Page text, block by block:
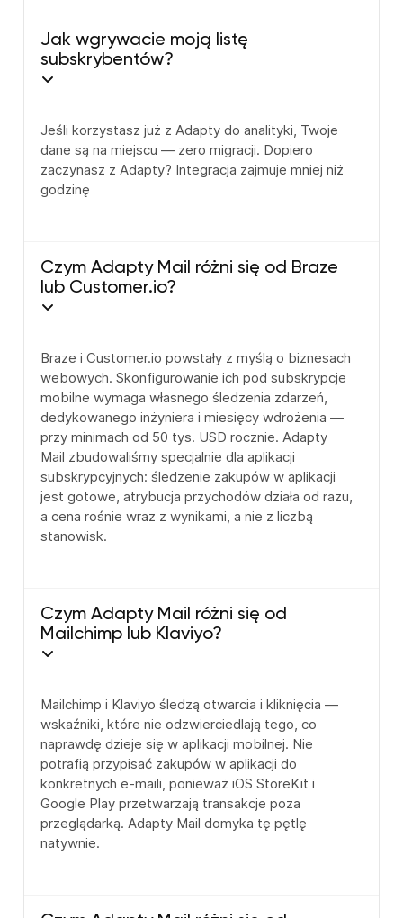
Jak wgrywacie moją listę
subskrybentów?
Jeśli korzystasz już z Adapty do analityki, Twoje
dane są na miejscu — zero migracji. Dopiero
zaczynasz z Adapty? Integracja zajmuje mniej niż
godzinę
Czym Adapty Mail różni się od Braze
lub Customer.io?
Braze i Customer.io powstały z myślą o biznesach
webowych. Skonfigurowanie ich pod subskrypcje
mobilne wymaga własnego śledzenia zdarzeń,
dedykowanego inżyniera i miesięcy wdrożenia —
przy minimach od 50 tys. USD rocznie. Adapty
Mail zbudowaliśmy specjalnie dla aplikacji
subskrypcyjnych: śledzenie zakupów w aplikacji
jest gotowe, atrybucja przychodów działa od razu,
a cena rośnie wraz z wynikami, a nie z liczbą
stanowisk.
Czym Adapty Mail różni się od
Mailchimp lub Klaviyo?
Mailchimp i Klaviyo śledzą otwarcia i kliknięcia —
wskaźniki, które nie odzwierciedlają tego, co
naprawdę dzieje się w aplikacji mobilnej. Nie
potrafią przypisać zakupów w aplikacji do
konkretnych e-maili, ponieważ iOS StoreKit i
Google Play przetwarzają transakcje poza
przeglądarką. Adapty Mail domyka tę pętlę
natywnie.